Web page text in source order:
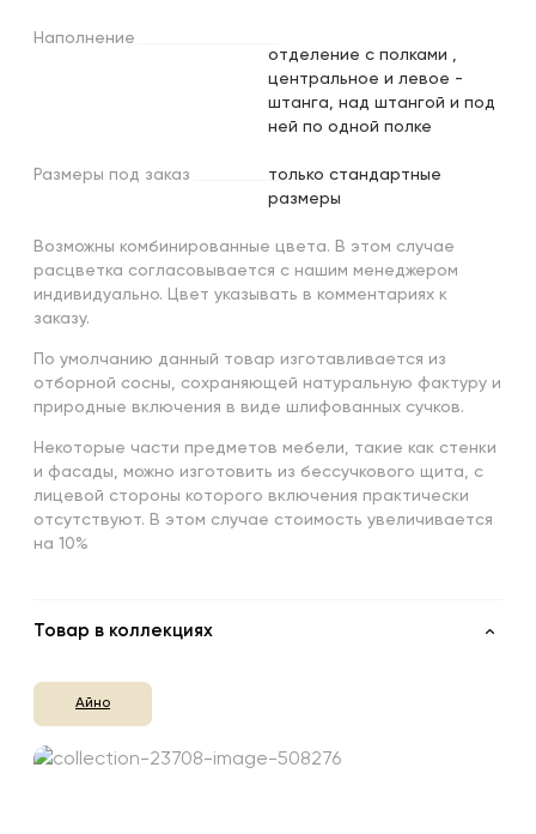
Наполнение
отделение с полками ,
центральное и левое -
штанга, над штангой и под
ней по одной полке
Размеры под заказ
только стандартные
размеры
Возможны комбинированные цвета. В этом случае
расцветка согласовывается с нашим менеджером
индивидуально. Цвет указывать в комментариях к
заказу.
По умолчанию данный товар изготавливается из
отборной сосны, сохраняющей натуральную фактуру и
природные включения в виде шлифованных сучков.
Некоторые части предметов мебели, такие как стенки
и фасады, можно изготовить из бессучкового щита, с
лицевой стороны которого включения практически
отсутствуют. В этом случае стоимость увеличивается
на 10%
Товар в коллекциях
Айно